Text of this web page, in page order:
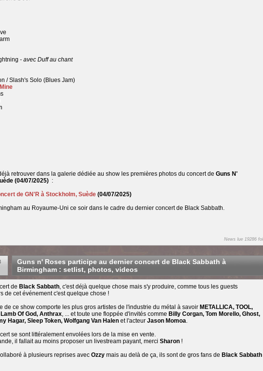
- avec Duff au chant
/ Slash's Solo (Blues Jam)
retrouver dans la galerie dédiée au show les premières photos du concert de Guns N'
(04/07/2025) :
de GN'R à Stockholm, Suède (04/07/2025)
au Royaume-Uni ce soir dans le cadre du dernier concert de Black Sabbath.
News lue 19286
Guns n' Roses participe au dernier concert de Black Sabbath à
Birmingham : setlist, photos, videos
de Black Sabbath, c'est déjà quelque chose mais s'y produire, comme tous les guests
de cet événement c'est quelque chose !
de ce show comporte les plus gros artistes de l'industrie du métal à savoir METALLICA, TOOL,
Of God, Anthrax, ... et toute une floppée d'invités comme Billy Corgan, Tom Morello, Ghost,
Hagar, Sleep Token, Wolfgang Van Halen et l'acteur Jason Momoa.
se sont littéralement envolées lors de la mise en vente.
il fallait au moins proposer un livestream payant, merci Sharon !
à plusieurs reprises avec Ozzy mais au delà de ça, ils sont de gros fans de Black Sabbath